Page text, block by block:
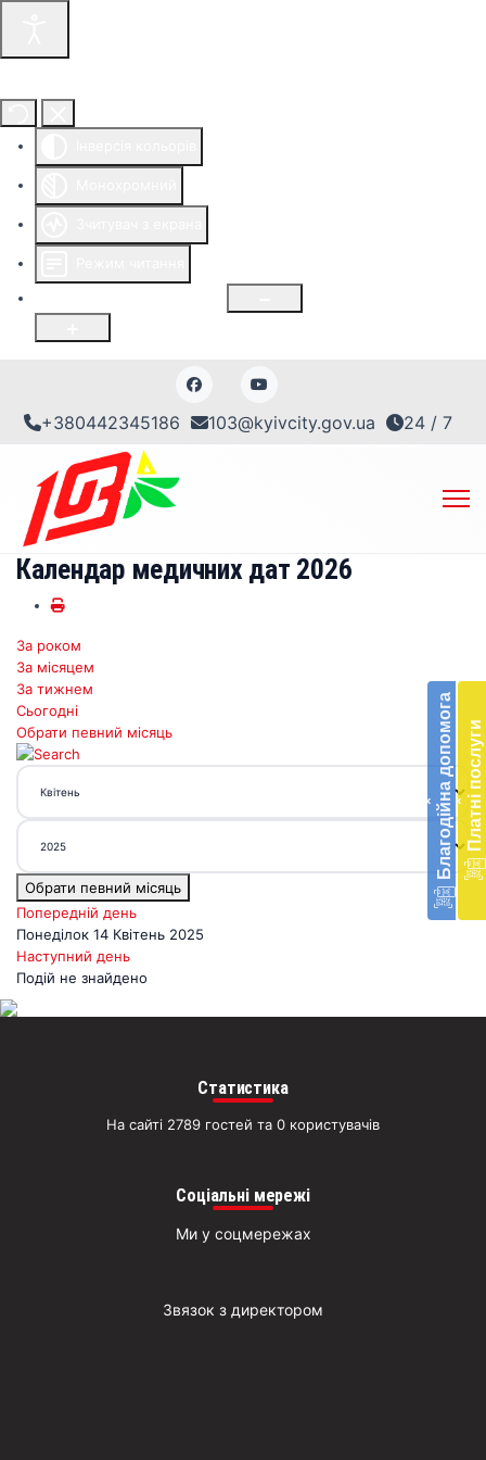
+380442345186 103@kyivcity.gov.ua 24 / 7
‹ Благодійна допомогав
‹ Платні послуги
Календар медичних дат 2026
За роком
За місяцем
За тижнем
Сьогодні
Обрати певний місяць
Обрати певний місяць
Попередній день
Понеділок 14 Квітень 2025
Наступний день
Подій не знайдено
Статистика
На сайті 2789 гостей та 0 користувачів
Соціальні мережі
Ми у соцмережах
Звязок з директором